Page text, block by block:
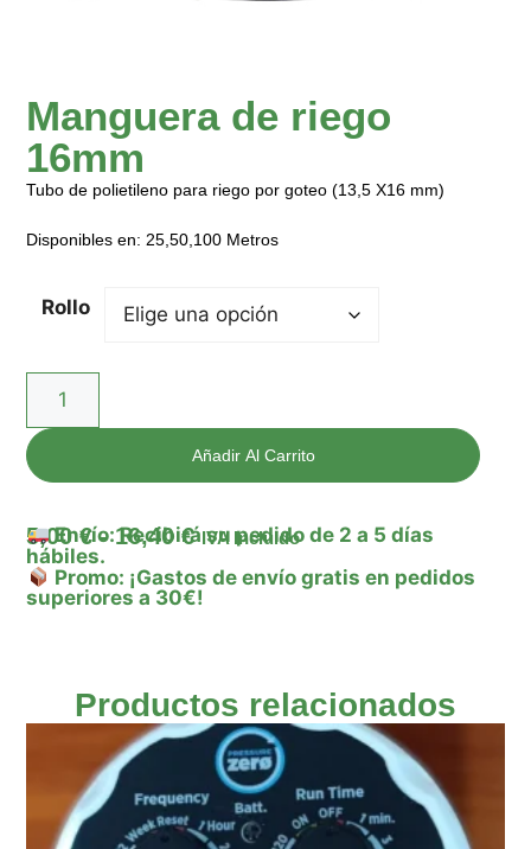
Manguera de riego
16mm
Tubo de polietileno para riego por goteo (13,5 X16 mm)
Disponibles en: 25,50,100 Metros
Rollo
Añadir Al Carrito
5,00€ - 16,40€ IVA Incluido
Envío: Recibirá su pedido de 2 a 5 días
hábiles.
Promo: ¡Gastos de envío gratis en pedidos
superiores a 30€!
Productos relacionados